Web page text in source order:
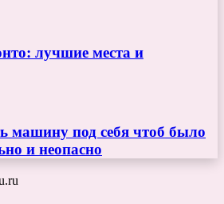
лучшие места и
машину под себя чтоб было
и неопасно